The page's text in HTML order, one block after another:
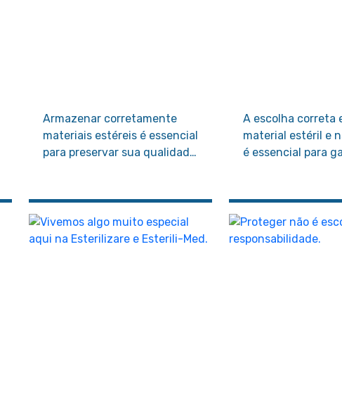
Armazenar corretamente
materiais estéreis é essencial
para preservar sua qualidade
A escolha correta
material estéril e
é essencial para
qualidade dos